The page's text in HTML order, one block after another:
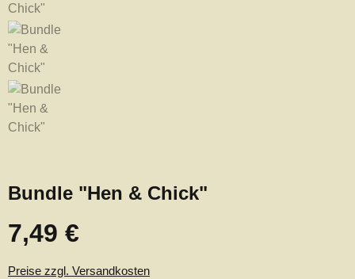
Bundle "Hen & Chick"
Regulärer Preis:
7,49 €
Preise zzgl. Versandkosten